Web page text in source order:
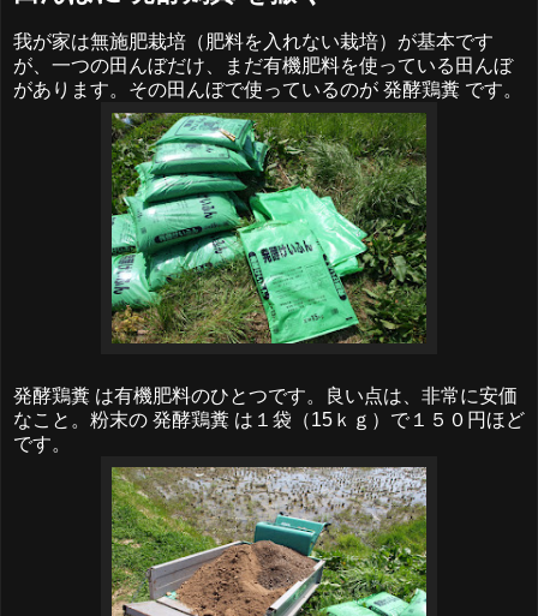
我が家は無施肥栽培（肥料を入れない栽培）が基本です
が、一つの田んぼだけ、まだ有機肥料を使っている田んぼ
があります。その田んぼで使っているのが 発酵鶏糞 です。
発酵鶏糞 は有機肥料のひとつです。良い点は、非常に安価
なこと。粉末の 発酵鶏糞 は１袋（15ｋｇ）で１５０円ほど
です。